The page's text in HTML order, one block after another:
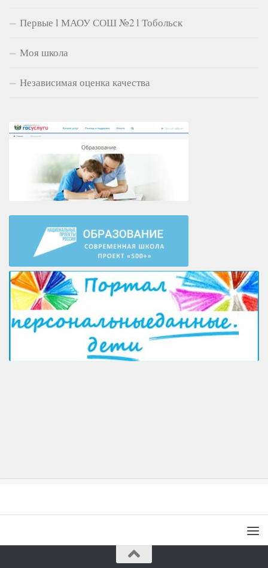
Первые l МАОУ СОШ №2 l Тобольск
Моя школа
Независимая оценка качества